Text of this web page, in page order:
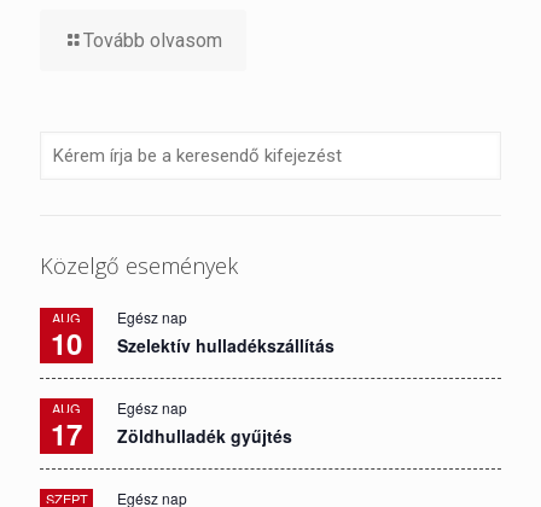
Tovább olvasom
Közelgő események
AUG
10
Egész nap
Szelektív hulladékszállítás
AUG
17
Egész nap
Zöldhulladék gyűjtés
SZEPT Egész nap